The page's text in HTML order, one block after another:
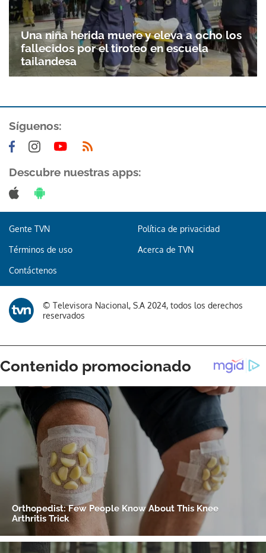
Una niña herida muere y eleva a ocho los
fallecidos por el tiroteo en escuela
tailandesa
Síguenos:
Descubre nuestras apps:
Gente TVN Política de privacidad
Términos de uso Acerca de TVN
Contáctenos
© Televisora Nacional, S.A 2024, todos los derechos
reservados